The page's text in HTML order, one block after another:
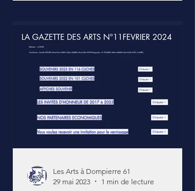
Les Arts à Dompierre 61
29 mai 2023
1 min de lecture